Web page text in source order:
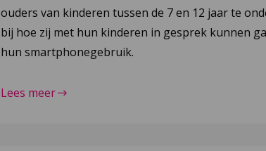
ouders van kinderen tussen de 7 en 12 jaar te
bij hoe zij met hun kinderen in gesprek kunnen
hun smartphonegebruik.
Lees meer